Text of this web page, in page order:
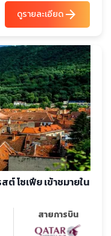
ดูรายละเอียดarrow_forward
ต์ โซเฟีย เข้าชมายใน
สายการบิน